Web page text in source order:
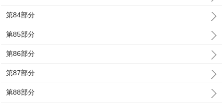
第84部分
第85部分
第86部分
第87部分
第88部分